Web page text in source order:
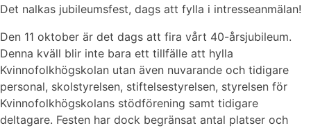
Det nalkas jubileumsfest, dags att fylla i intresseanmälan!
Den 11 oktober är det dags att fira vårt 40-årsjubileum.
Denna kväll blir inte bara ett tillfälle att hylla
Kvinnofolkhögskolan utan även nuvarande och tidigare
personal, skolstyrelsen, stiftelsestyrelsen, styrelsen för
Kvinnofolkhögskolans stödförening samt tidigare
deltagare. Festen har dock begränsat antal platser och